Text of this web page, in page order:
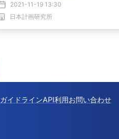
2021-11-19 13:30
日本計画研究所
ガイドラインAPI利用お問い合わせ